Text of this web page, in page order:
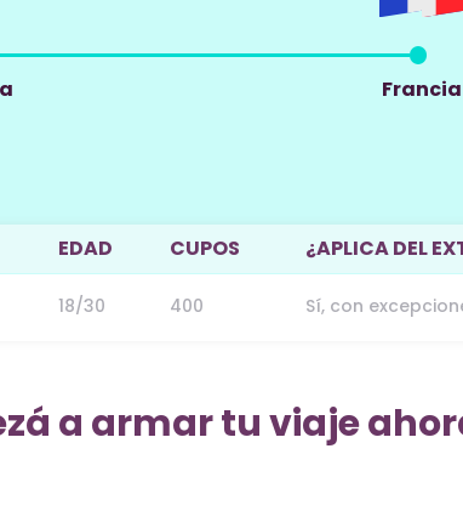
Francia
EDAD CUPOS ¿APLICA DEL
18/30 400 Sí, con
a armar tu viaje